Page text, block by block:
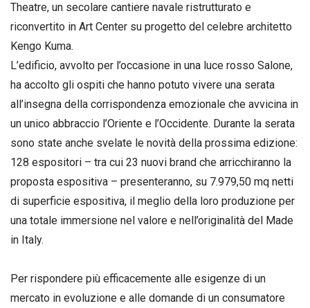
Theatre, un secolare cantiere navale ristrutturato e
riconvertito in Art Center su progetto del celebre architetto
Kengo Kuma.
L’edificio, avvolto per l’occasione in una luce rosso Salone,
ha accolto gli ospiti che hanno potuto vivere una serata
all’insegna della corrispondenza emozionale che avvicina in
un unico abbraccio l’Oriente e l’Occidente. Durante la serata
sono state anche svelate le novità della prossima edizione:
128 espositori – tra cui 23 nuovi brand che arricchiranno la
proposta espositiva – presenteranno, su 7.979,50 mq netti
di superficie espositiva, il meglio della loro produzione per
una totale immersione nel valore e nell’originalità del Made
in Italy.
Per rispondere più efficacemente alle esigenze di un
mercato in evoluzione e alle domande di un consumatore